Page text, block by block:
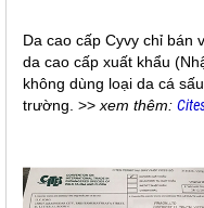
Da cao cấp Cyvy chỉ bán
da cao cấp xuất khẩu
không dùng loại da cá
trường. >> xem thêm: